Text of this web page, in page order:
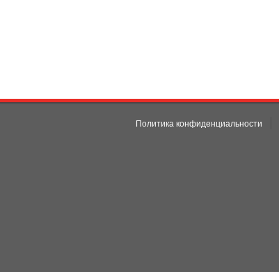
Политика конфиденциальности